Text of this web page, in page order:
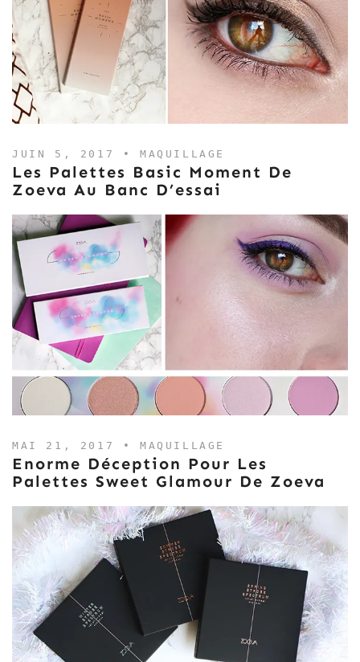
JUIN 5, 2017 • MAQUILLAGE
Les Palettes Basic Moment De
Zoeva Au Banc D’essai
MAI 21, 2017 • MAQUILLAGE
Enorme Déception Pour Les
Palettes Sweet Glamour De Zoeva